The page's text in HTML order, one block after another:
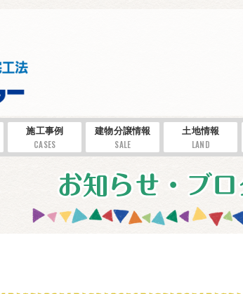
施工事例
CASES
建物分譲情報
SALE
土地情報
LAND